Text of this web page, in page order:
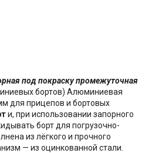
под покраску промежуточная
бортов) Алюминиевая
для прицепов и бортовых
и, при использовании запорного
борт для погрузочно-
из лёгкого и прочного
— из оцинкованной стали.